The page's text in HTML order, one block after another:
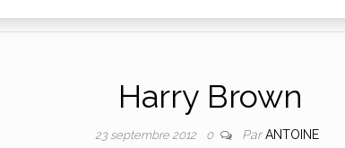
Harry Brown
23 septembre 2012 0 ParANTOINE